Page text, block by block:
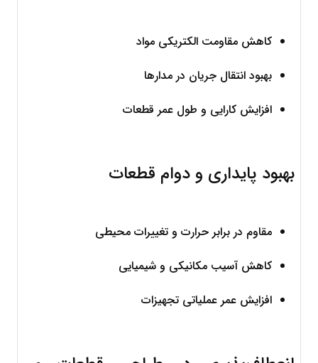
کاهش مقاومت الکتریکی مواد
بهبود انتقال جریان در مدارها
افزایش کارایی و طول عمر قطعات
بهبود پایداری و دوام قطعات
مقاوم در برابر حرارت و تغییرات محیطی
کاهش آسیب مکانیکی و شیمیایی
افزایش عمر عملیاتی تجهیزات